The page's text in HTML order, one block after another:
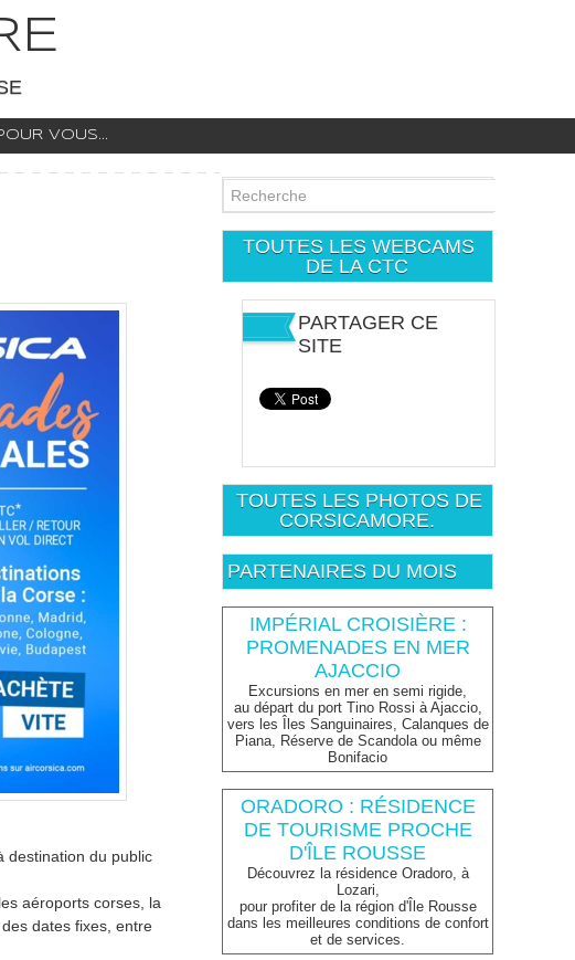
VOUS...
destination du public
aéroports corses, la
dates fixes, entre
TOUTES LES WEBCAMS
DE LA CTC
PARTAGER CE
SITE
TOUTES LES PHOTOS DE
CORSICAMORE.
PARTENAIRES DU MOIS
IMPÉRIAL CROISIÈRE :
PROMENADES EN MER
AJACCIO
Excursions en mer en semi rigide,
au départ du port Tino Rossi à Ajaccio,
vers les Îles Sanguinaires, Calanques de
Piana, Réserve de Scandola ou même
Bonifacio
ORADORO : RÉSIDENCE
DE TOURISME PROCHE
D'ÎLE ROUSSE
Découvrez la résidence Oradoro, à
Lozari,
pour profiter de la région d'Île Rousse
dans les meilleures conditions de confort
et de services.